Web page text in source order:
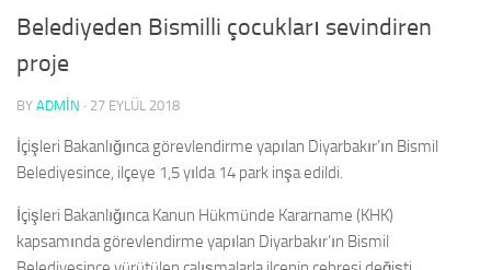
Belediyeden Bismilli çocukları sevindiren
proje
BY ADMIN · 27 EYLÜL 2018
İçişleri Bakanlığınca görevlendirme yapılan Diyarbakır’ın Bismil
Belediyesince, ilçeye 1,5 yılda 14 park inşa edildi.
İçişleri Bakanlığınca Kanun Hükmünde Kararname (KHK)
kapsamında görevlendirme yapılan Diyarbakır’ın Bismil